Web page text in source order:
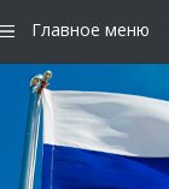
Главное меню